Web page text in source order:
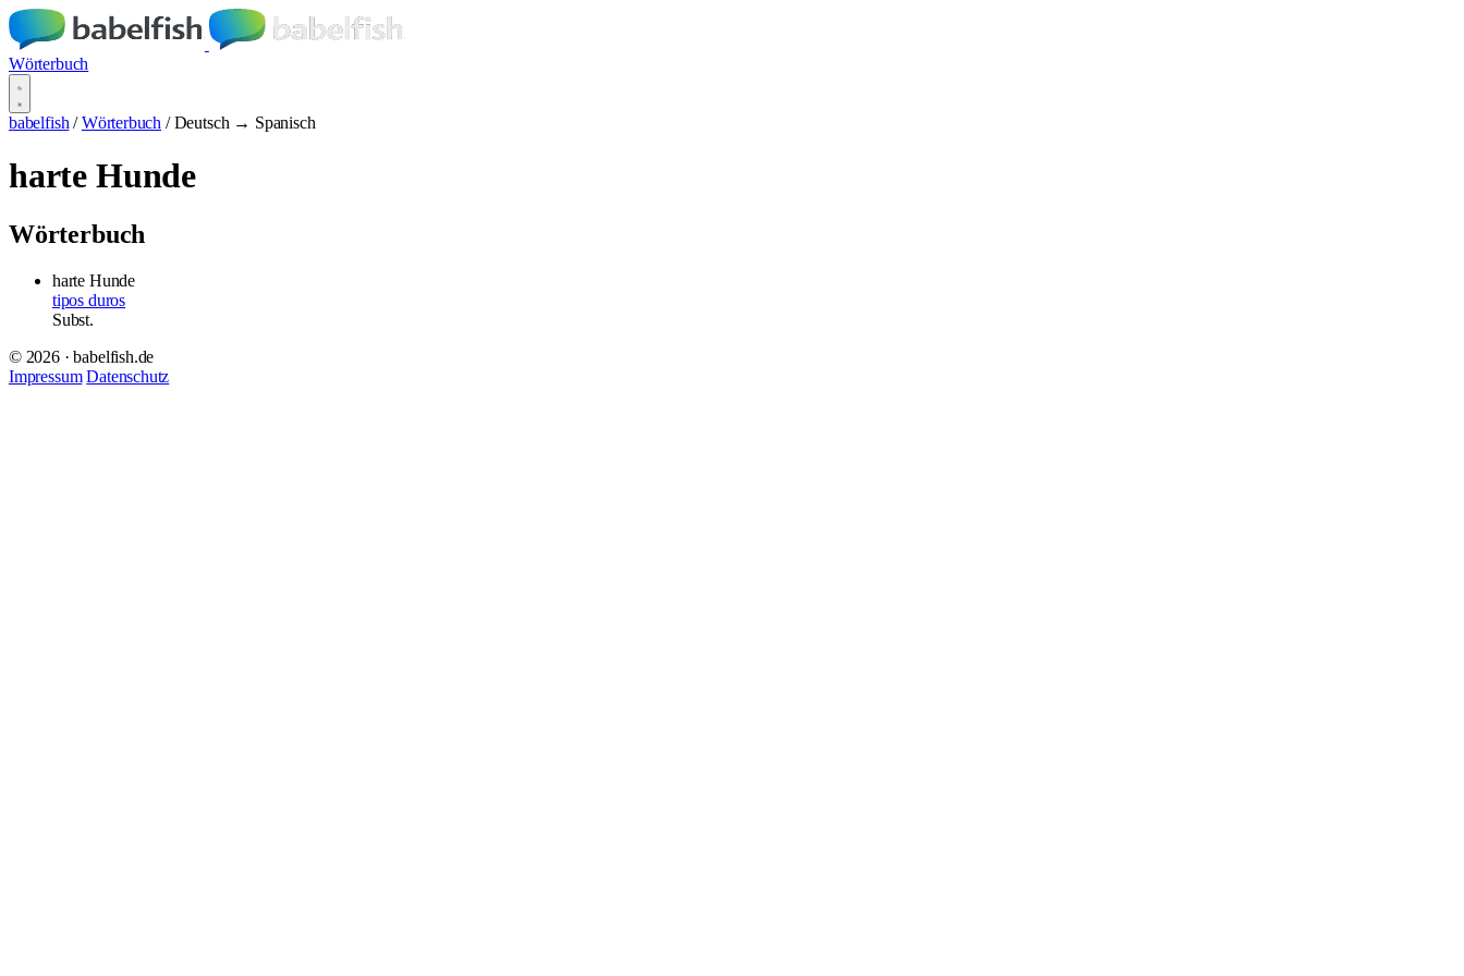
Wörterbuch
babelfish / Wörterbuch / Deutsch → Spanisch
harte Hunde
Wörterbuch
harte Hunde
tipos duros
Subst.
© 2026 · babelfish.de
Impressum Datenschutz